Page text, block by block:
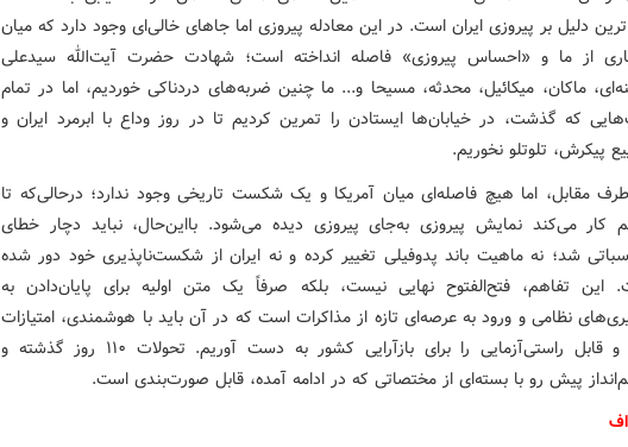
دلیل بر پیروزی ایران است. در این معادله پیروزی اما جاهای خالی‌ای وجود دارد که میان
از ما و «احساس پیروزی» فاصله انداخته است؛ شهادت حضرت آیت‌الله سیدعلی
ماکان، میکائیل، محدثه، مسیحا و... ما چنین ضربه‌های دردناکی خوردیم، اما در تمام
که گذشت، در خیابان‌ها ایستادن را تمرین کردیم تا در روز وداع با ابرمرد ایران و
پیکرش، تلوتلو نخوریم.
مقابل، اما هیچ فاصله‌ای میان آمریکا و یک شکست تاریخی وجود ندارد؛ درحالی‌که تا
کار می‌کند نمایش پیروزی به‌جای پیروزی دیده می‌شود. بااین‌حال، نباید دچار خطای
شد؛ نه ماهیت باند پدوفیلی تغییر کرده و نه ایران از شکست‌ناپذیری خود دور شده
این تفاهم، فتح‌الفتوح نهایی نیست، بلکه صرفاً یک متن اولیه برای پایان‌دادن به
نظامی و ورود به عرصه‌ای تازه از مذاکرات است که در آن باید با هوشمندی، امتیازات
نقد و قابل راستی‌آزمایی را برای بازآرایی کشور به دست آوریم. تحولات ۱۱۰ روز گذشته و
پیش رو با بسته‌ای از مختصاتی که در ادامه آمده، قابل صورت‌بندی است.